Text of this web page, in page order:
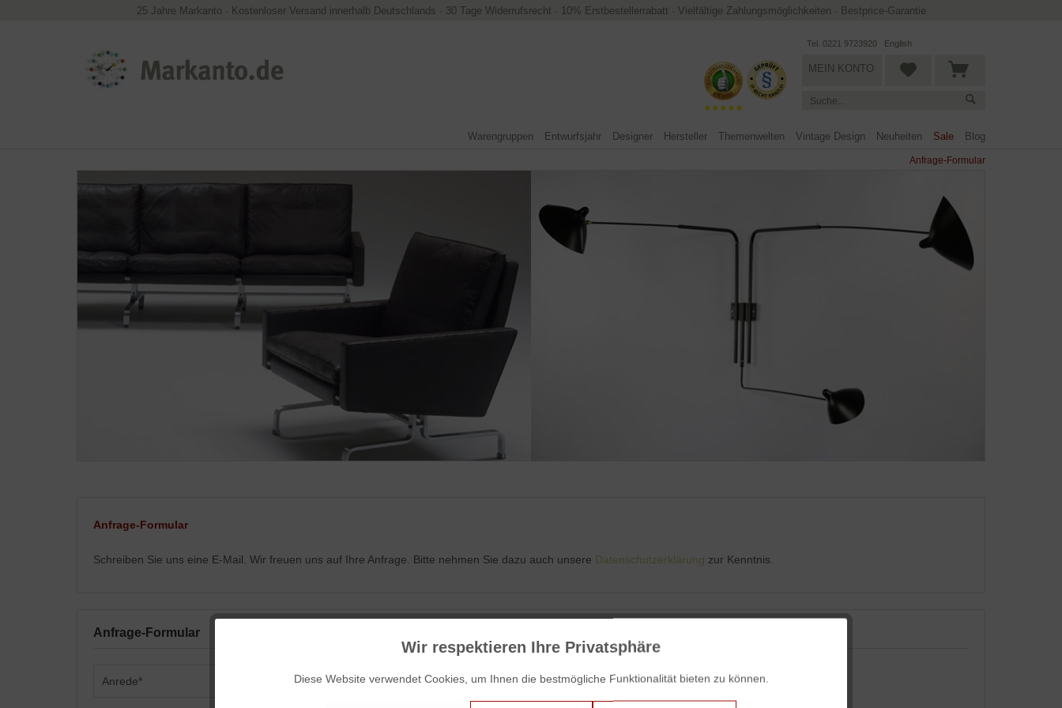
25 Jahre Markanto · Kostenloser Versand innerhalb Deutschlands · 30 Tage Widerrufsrecht · 10% Erstbestellerrabatt · Vielfältige Zahlungsmöglichkeiten · Bestprice-Garantie
Tel. 0221 9723920 English
MEIN KONTO
Warengruppen Entwurfsjahr Designer Hersteller Themenwelten Vintage Design Neuheiten Sale Blog
Anfrage-Formular
Anfrage-Formular
Schreiben Sie uns eine E-Mail. Wir freuen uns auf Ihre Anfrage. Bitte nehmen Sie dazu auch unsere Datenschutzerklärung zur Kenntnis.
Anfrage-Formular
Wir respektieren Ihre Privatsphäre
Diese Website verwendet Cookies, um Ihnen die bestmögliche Funktionalität bieten zu können.